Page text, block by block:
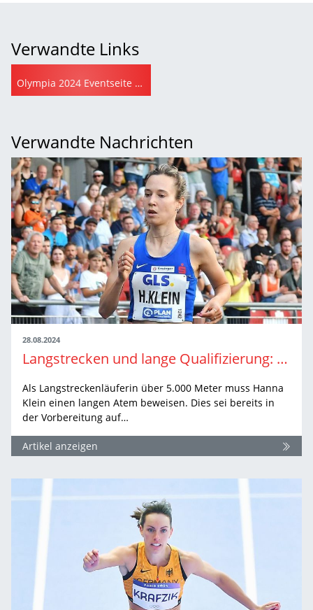
Verwandte Links
Olympia 2024 Eventseite auf leichtathletik.de
Verwandte Nachrichten
28.08.2024
Langstrecken und lange Qualifizierung: Hanna Kleins Sieg über die Teilziele
Als Langstreckenläuferin über 5.000 Meter muss Hanna
Klein einen langen Atem beweisen. Dies sei bereits in
der Vorbereitung auf…
Artikel anzeigen